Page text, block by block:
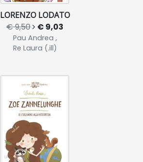
LORENZO LODATO
€ 9,50 € 9,03
Pau Andrea ,
Re Laura (.ill)